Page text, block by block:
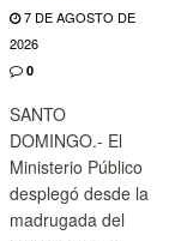
7 DE AGOSTO DE
2026
0
SANTO
DOMINGO.- El
Ministerio Público
desplegó desde la
madrugada del